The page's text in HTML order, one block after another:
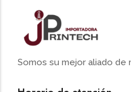
Somos su mejor aliado